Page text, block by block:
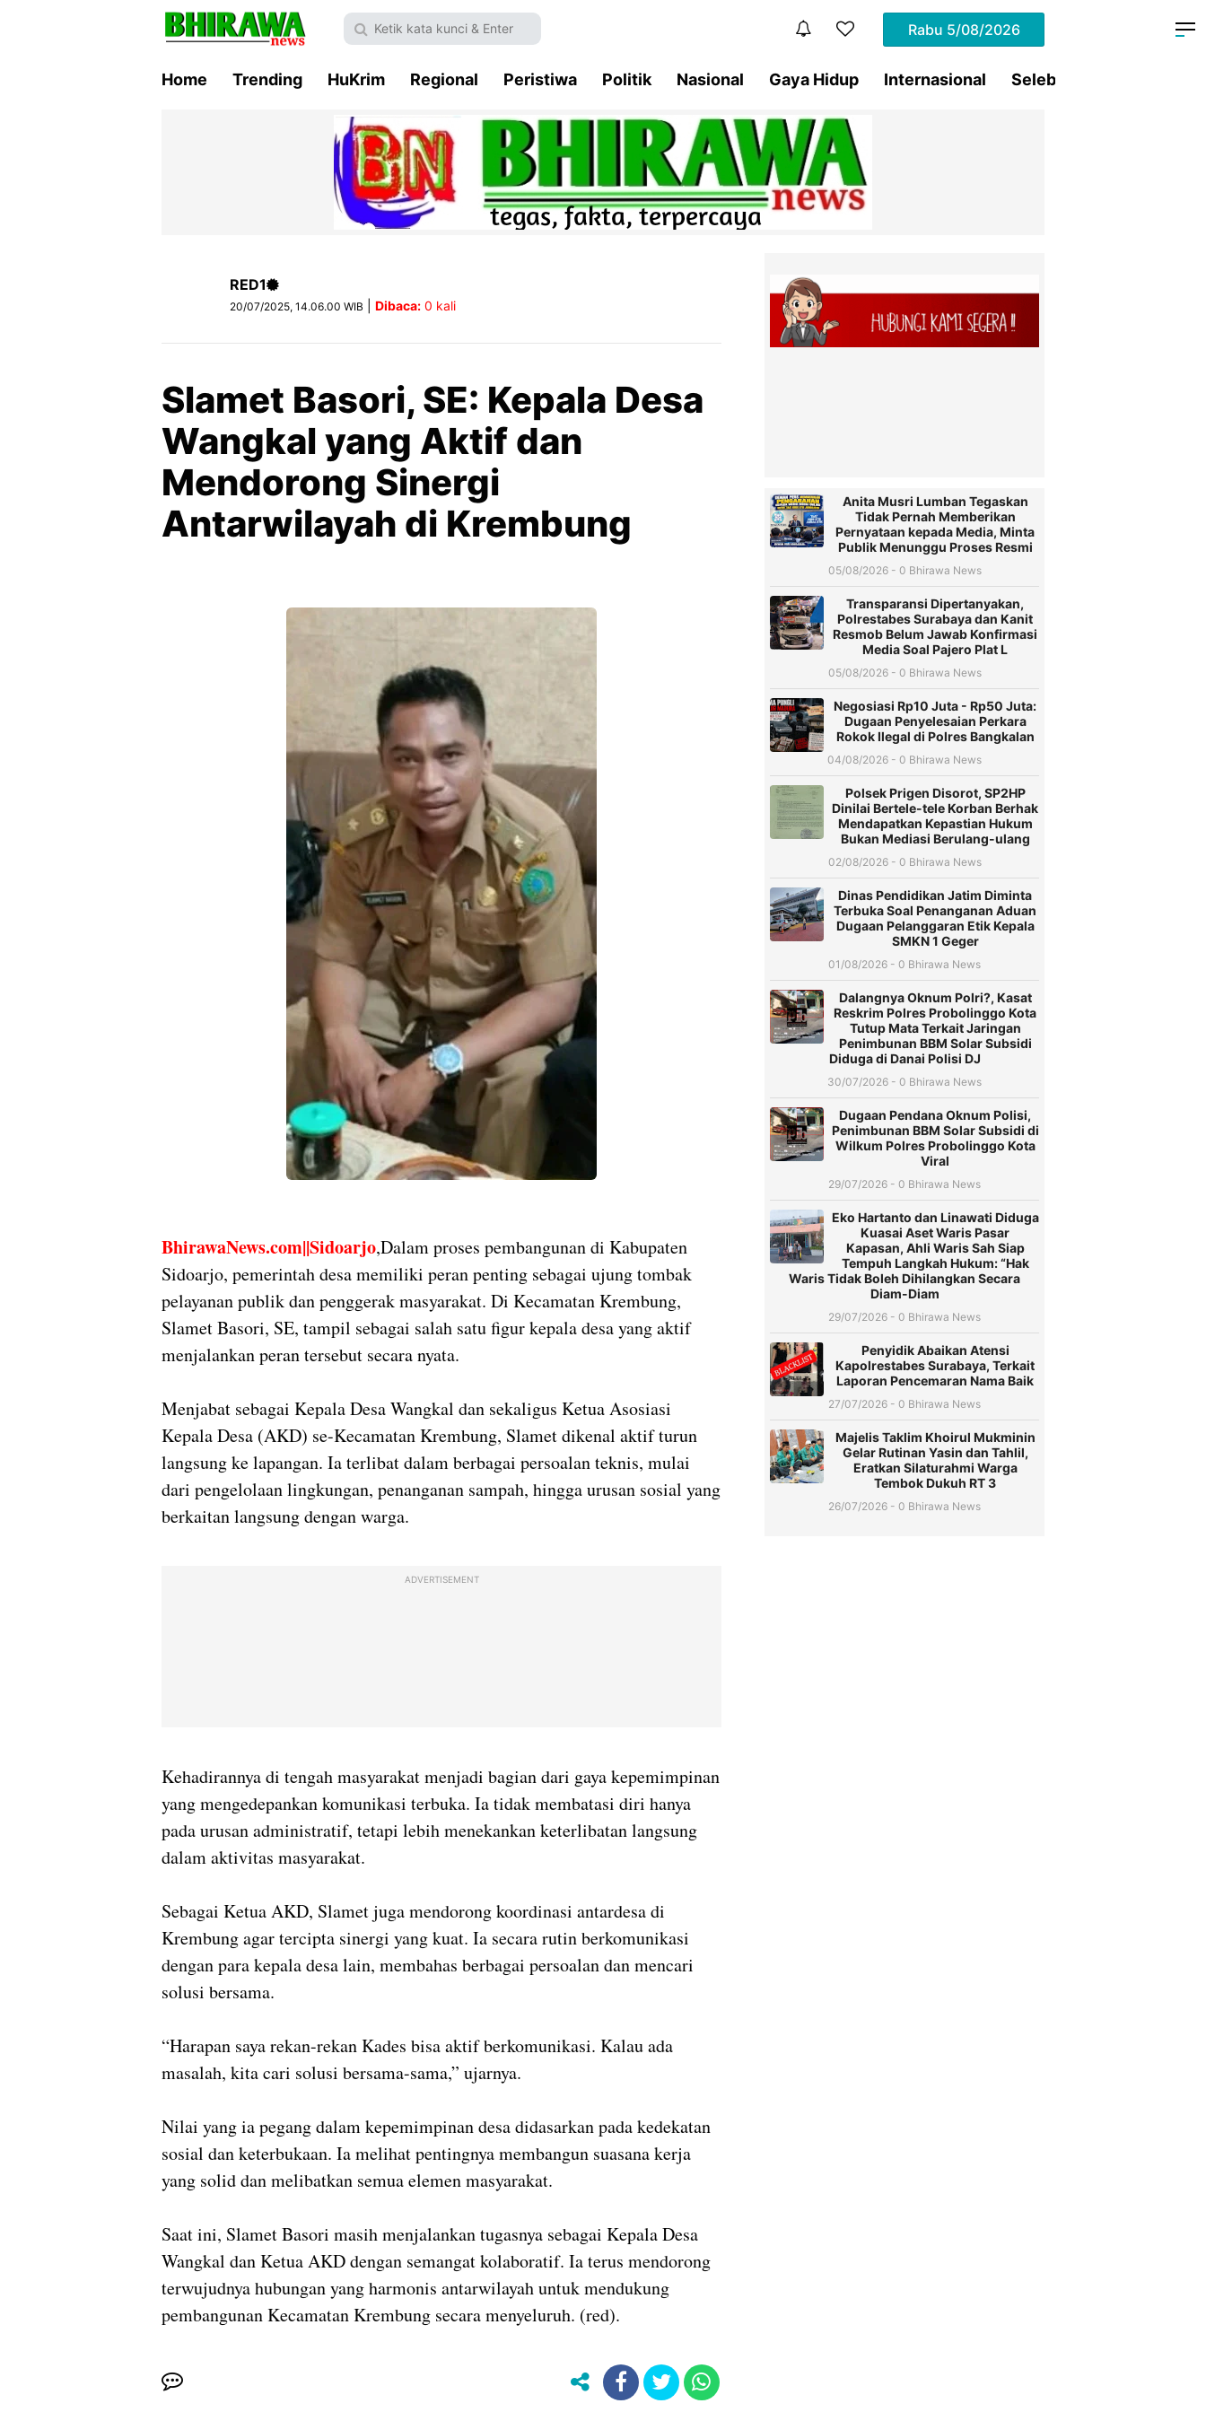
Rabu 5/08/2026
Home Trending HuKrim Regional Peristiwa Politik Nasional Gaya Hidup Internasional Selebritis
RED1
20/07/2025, 14.06.00 WIB Dibaca: 0 kali
Slamet Basori, SE: Kepala Desa
Wangkal yang Aktif dan
Mendorong Sinergi
Antarwilayah di Krembung
BhirawaNews.com||Sidoarjo,Dalam proses pembangunan di Kabupaten
Sidoarjo, pemerintah desa memiliki peran penting sebagai ujung tombak
pelayanan publik dan penggerak masyarakat. Di Kecamatan Krembung,
Slamet Basori, SE, tampil sebagai salah satu figur kepala desa yang aktif
menjalankan peran tersebut secara nyata.
Menjabat sebagai Kepala Desa Wangkal dan sekaligus Ketua Asosiasi
Kepala Desa (AKD) se-Kecamatan Krembung, Slamet dikenal aktif turun
langsung ke lapangan. Ia terlibat dalam berbagai persoalan teknis, mulai
dari pengelolaan lingkungan, penanganan sampah, hingga urusan sosial yang
berkaitan langsung dengan warga.
ADVERTISEMENT
Kehadirannya di tengah masyarakat menjadi bagian dari gaya kepemimpinan
yang mengedepankan komunikasi terbuka. Ia tidak membatasi diri hanya
pada urusan administratif, tetapi lebih menekankan keterlibatan langsung
dalam aktivitas masyarakat.
Sebagai Ketua AKD, Slamet juga mendorong koordinasi antardesa di
Krembung agar tercipta sinergi yang kuat. Ia secara rutin berkomunikasi
dengan para kepala desa lain, membahas berbagai persoalan dan mencari
solusi bersama.
“Harapan saya rekan-rekan Kades bisa aktif berkomunikasi. Kalau ada
masalah, kita cari solusi bersama-sama,” ujarnya.
Nilai yang ia pegang dalam kepemimpinan desa didasarkan pada kedekatan
sosial dan keterbukaan. Ia melihat pentingnya membangun suasana kerja
yang solid dan melibatkan semua elemen masyarakat.
Saat ini, Slamet Basori masih menjalankan tugasnya sebagai Kepala Desa
Wangkal dan Ketua AKD dengan semangat kolaboratif. Ia terus mendorong
terwujudnya hubungan yang harmonis antarwilayah untuk mendukung
pembangunan Kecamatan Krembung secara menyeluruh. (red).
Anita Musri Lumban Tegaskan
Tidak Pernah Memberikan
Pernyataan kepada Media, Minta
Publik Menunggu Proses Resmi
05/08/2026 - 0 Bhirawa News
Transparansi Dipertanyakan,
Polrestabes Surabaya dan Kanit
Resmob Belum Jawab Konfirmasi
Media Soal Pajero Plat L
05/08/2026 - 0 Bhirawa News
Negosiasi Rp10 Juta - Rp50 Juta:
Dugaan Penyelesaian Perkara
Rokok Ilegal di Polres Bangkalan
04/08/2026 - 0 Bhirawa News
Polsek Prigen Disorot, SP2HP
Dinilai Bertele-tele Korban Berhak
Mendapatkan Kepastian Hukum
Bukan Mediasi Berulang-ulang
02/08/2026 - 0 Bhirawa News
Dinas Pendidikan Jatim Diminta
Terbuka Soal Penanganan Aduan
Dugaan Pelanggaran Etik Kepala
SMKN 1 Geger
01/08/2026 - 0 Bhirawa News
Dalangnya Oknum Polri?, Kasat
Reskrim Polres Probolinggo Kota
Tutup Mata Terkait Jaringan
Penimbunan BBM Solar Subsidi
Diduga di Danai Polisi DJ
30/07/2026 - 0 Bhirawa News
Dugaan Pendana Oknum Polisi,
Penimbunan BBM Solar Subsidi di
Wilkum Polres Probolinggo Kota
Viral
29/07/2026 - 0 Bhirawa News
Eko Hartanto dan Linawati Diduga
Kuasai Aset Waris Pasar
Kapasan, Ahli Waris Sah Siap
Tempuh Langkah Hukum: “Hak
Waris Tidak Boleh Dihilangkan Secara
Diam-Diam
29/07/2026 - 0 Bhirawa News
Penyidik Abaikan Atensi
Kapolrestabes Surabaya, Terkait
Laporan Pencemaran Nama Baik
27/07/2026 - 0 Bhirawa News
Majelis Taklim Khoirul Mukminin
Gelar Rutinan Yasin dan Tahlil,
Eratkan Silaturahmi Warga
Tembok Dukuh RT 3
26/07/2026 - 0 Bhirawa News